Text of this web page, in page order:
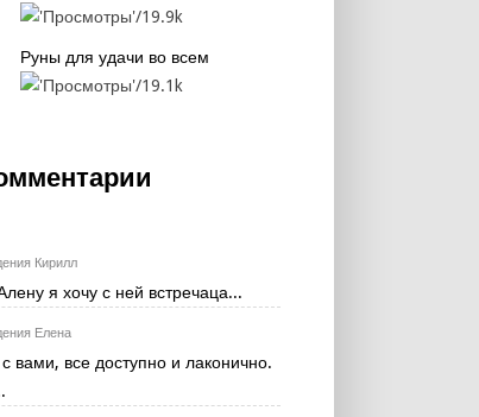
19.9k
Руны для удачи во всем
19.1k
Кирилл
я хочу с ней встречаца...
Елена
вами, все доступно и лаконично.